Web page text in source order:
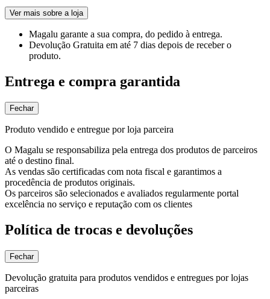
Ver mais sobre a loja
Magalu garante a sua compra, do pedido à entrega.
Devolução Gratuita em até 7 dias depois de receber o
produto.
Entrega e compra garantida
Fechar
Produto vendido e entregue por loja parceira
O Magalu se responsabiliza pela entrega dos produtos de parceiros
até o destino final.
As vendas são certificadas com nota fiscal e garantimos a
procedência de produtos originais.
Os parceiros são selecionados e avaliados regularmente portal
excelência no serviço e reputação com os clientes
Política de trocas e devoluções
Fechar
Devolução gratuita para produtos vendidos e entregues por lojas
parceiras